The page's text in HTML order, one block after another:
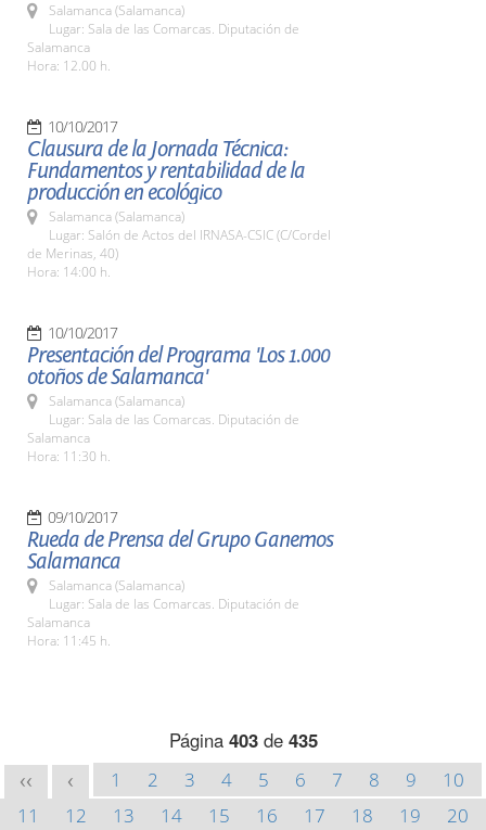
Salamanca (Salamanca)
Lugar: Sala de las Comarcas. Diputación de
Salamanca
Hora: 12.00 h.
10/10/2017
Clausura de la Jornada Técnica:
Fundamentos y rentabilidad de la
producción en ecológico
Salamanca (Salamanca)
Lugar: Salón de Actos del IRNASA-CSIC (C/Cordel
de Merinas, 40)
Hora: 14:00 h.
10/10/2017
Presentación del Programa 'Los 1.000
otoños de Salamanca'
Salamanca (Salamanca)
Lugar: Sala de las Comarcas. Diputación de
Salamanca
Hora: 11:30 h.
09/10/2017
Rueda de Prensa del Grupo Ganemos
Salamanca
Salamanca (Salamanca)
Lugar: Sala de las Comarcas. Diputación de
Salamanca
Hora: 11:45 h.
Página 403de 435
<< < 1 2 3 4 5 6 7 8 9
10
11
12 13 14 15 16 17 18 19
20